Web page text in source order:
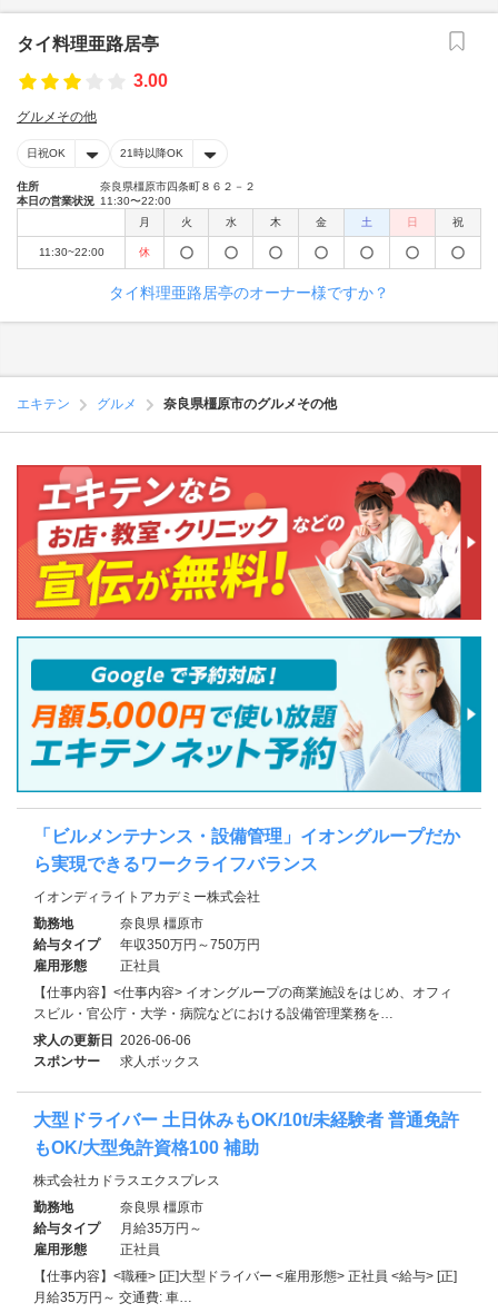
タイ料理亜路居亭
3.00
グルメその他
日祝OK 21時以降OK
住所
奈良県橿原市四条町８６２－２
本日の営業状況 11:30〜22:00
月
火 水 木 金 土 日 祝
11:30~22:00 休
タイ料理亜路居亭のオーナー様ですか？
エキテン グルメ 奈良県橿原市のグルメその他
「ビルメンテナンス・設備管理」イオングループだか
ら実現できるワークライフバランス
イオンディライトアカデミー株式会社
勤務地
奈良県 橿原市
給与タイプ
年収350万円～750万円
雇用形態
正社員
【仕事内容】<仕事内容> イオングループの商業施設をはじめ、オフィ
スビル・官公庁・大学・病院などにおける設備管理業務を…
求人の更新日 2026-06-06
スポンサー
求人ボックス
大型ドライバー 土日休みもOK/10t/未経験者 普通免許
もOK/大型免許資格100 補助
株式会社カドラスエクスプレス
勤務地
奈良県 橿原市
給与タイプ
月給35万円～
雇用形態
正社員
【仕事内容】<職種> [正]大型ドライバー <雇用形態> 正社員 <給与> [正]
月給35万円～ 交通費: 車…